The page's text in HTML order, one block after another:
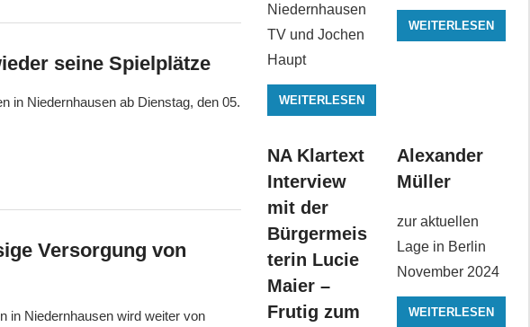
seine Spielplätze
in Niedernhausen ab Dienstag, den 05.
Versorgung von
in Niedernhausen wird weiter von
Niedernhausen
TV und Jochen
Haupt
WEITERLESEN
WEITERLESEN
NA Klartext
Interview
mit der
Bürgermeis
terin Lucie
Maier –
Frutig zum
Alexander
Müller
zur aktuellen
Lage in Berlin
November 2024
WEITERLESEN